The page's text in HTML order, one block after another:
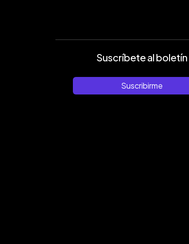
Suscríbete al boletín
Suscribirme